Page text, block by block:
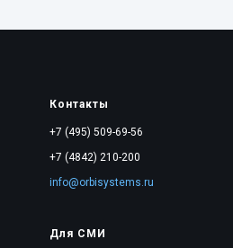
Контакты
+7 (495) 509-69-56
+7 (4842) 210-200
info@orbisystems.ru
Для СМИ